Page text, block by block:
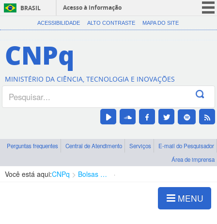
BRASIL
Acesso à informação
CORONAVÍRUS (COVID-19)
Canais
ACESSIBILIDADE ALTO CONTRASTE MAPA DO SITE
CNPq
MINISTÉRIO DA CIÊNCIA, TECNOLOGIA E INOVAÇÕES
Perguntas frequentes Central de Atendimento Serviços
E-mail do Pesquisador
Área de imprensa
Você está aqui:CNPq Bolsas e Auxílios Vigentes
MENU